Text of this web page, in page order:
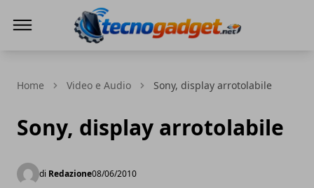
Home Video e Audio Sony, display arrotolabile
Sony, display arrotolabile
di Redazione08/06/2010